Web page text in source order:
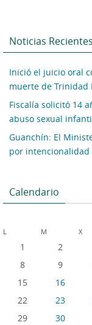
Noticias Recientes
Inició el juicio oral
muerte de Trinidad
Fiscalía solicitó 14
abuso sexual
Guanchín: El
por intencionalidad
Calendario
L M X
1 2
8
9
15
16
22
23
29
30